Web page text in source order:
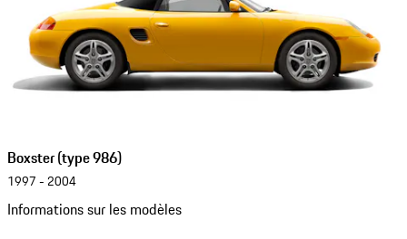
Boxster (type 986)
1997 - 2004
Informations sur les modèles